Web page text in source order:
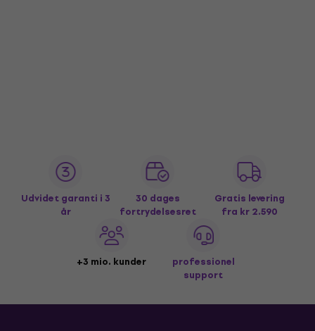
Udvidet garanti i 3
år
30 dages
fortrydelsesret
Gratis levering
fra kr 2.590
+3 mio. kunder
professionel
support